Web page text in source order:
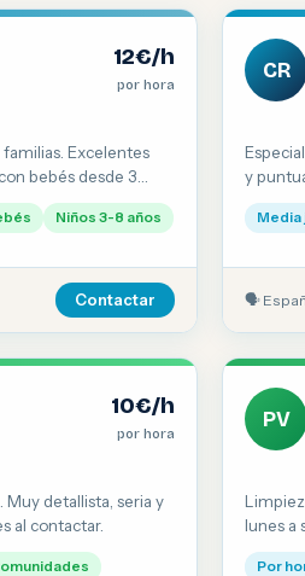
12€/h
por hora
Excelentes
bebés desde 3
Niños 3-8 años
Contactar
CR
y
Media
🗣
10€/h
por hora
Muy detallista, seria y
al contactar.
PV
lunes a
Por